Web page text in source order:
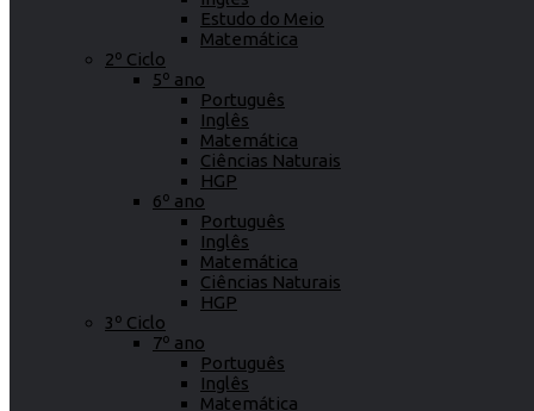
Estudo do Meio
Matemática
2º Ciclo
5º ano
Português
Inglês
Matemática
Ciências Naturais
HGP
6º ano
Português
Inglês
Matemática
Ciências Naturais
HGP
3º Ciclo
7º ano
Português
Inglês
Matemática